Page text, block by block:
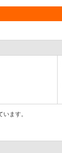
ます。